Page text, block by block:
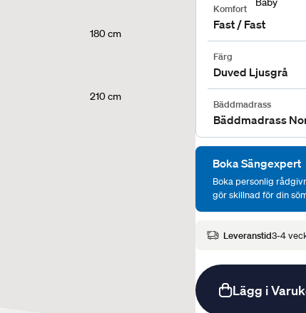
180 cm
210 cm
Komfort
Fast / Fast
Färg
Duved Ljusgrå
Bäddmadrass
Bäddmadrass
Boka Sängexpert
Boka personlig
gör skillnad för din
Leveranstid3-4
Lägg i